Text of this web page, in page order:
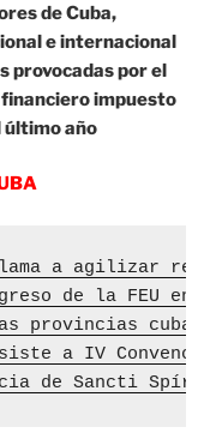
de Cuba,
e internacional
provocadas por el
impuesto
último año
a agilizar
de la FEU
a IV
de Sancti